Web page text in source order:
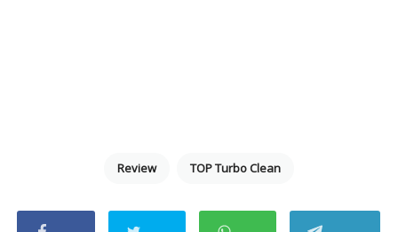
Review TOP Turbo Clean